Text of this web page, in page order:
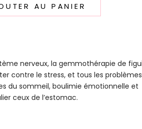
AU PANIER
nerveux, la gemmothérapie de
contre le stress, et tous les problèmes
du sommeil, boulimie émotionnelle et
ceux de l’estomac.